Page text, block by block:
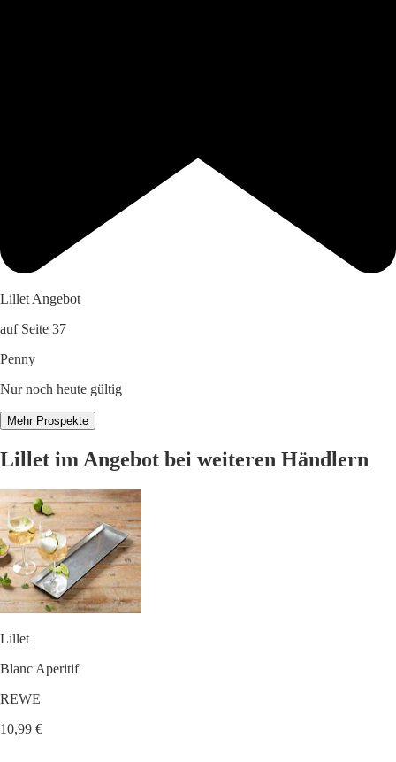
Lillet Angebot
auf Seite 37
Penny
Nur noch heute gültig
Mehr Prospekte
Lillet im Angebot bei weiteren Händlern
Lillet
Blanc Aperitif
REWE
10,99 €